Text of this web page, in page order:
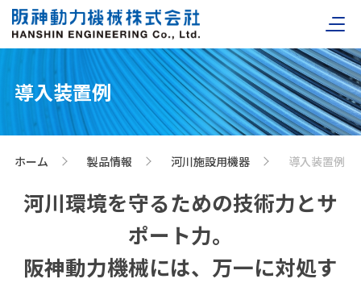
導入装置例
ホーム 製品情報 河川施設用機器 導入装置例
河川環境を守るための技術力とサ
ポート力。
阪神動力機械には、万一に対処す